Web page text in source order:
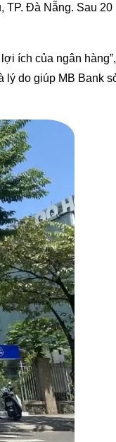
Đà Nẵng. Sau
ích của ngân
do giúp MB Bank